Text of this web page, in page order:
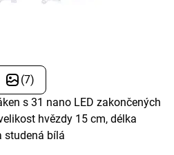
(7)
s 31 nano LED zakončených
hvězdy 15 cm, délka
studená bílá